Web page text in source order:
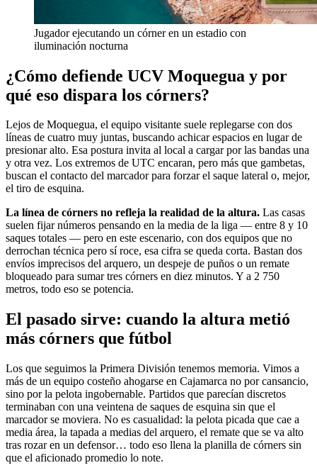
Jugador ejecutando un córner en un estadio con
iluminación nocturna
¿Cómo defiende UCV Moquegua y por
qué eso dispara los córners?
Lejos de Moquegua, el equipo visitante suele replegarse con dos
líneas de cuatro muy juntas, buscando achicar espacios en lugar de
presionar alto. Esa postura invita al local a cargar por las bandas una
y otra vez. Los extremos de UTC encaran, pero más que gambetas,
buscan el contacto del marcador para forzar el saque lateral o, mejor,
el tiro de esquina.
La línea de córners no refleja la realidad de la altura. Las casas
suelen fijar números pensando en la media de la liga — entre 8 y 10
saques totales — pero en este escenario, con dos equipos que no
derrochan técnica pero sí roce, esa cifra se queda corta. Bastan dos
envíos imprecisos del arquero, un despeje de puños o un remate
bloqueado para sumar tres córners en diez minutos. Y a 2 750
metros, todo eso se potencia.
El pasado sirve: cuando la altura metió
más córners que fútbol
Los que seguimos la Primera División tenemos memoria. Vimos a
más de un equipo costeño ahogarse en Cajamarca no por cansancio,
sino por la pelota ingobernable. Partidos que parecían discretos
terminaban con una veintena de saques de esquina sin que el
marcador se moviera. No es casualidad: la pelota picada que cae a
media área, la tapada a medias del arquero, el remate que se va alto
tras rozar en un defensor… todo eso llena la planilla de córners sin
que el aficionado promedio lo note.